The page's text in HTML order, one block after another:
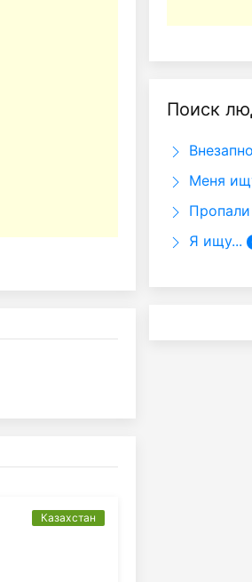
Казахстан
Поиск
Меня
Я ищу...